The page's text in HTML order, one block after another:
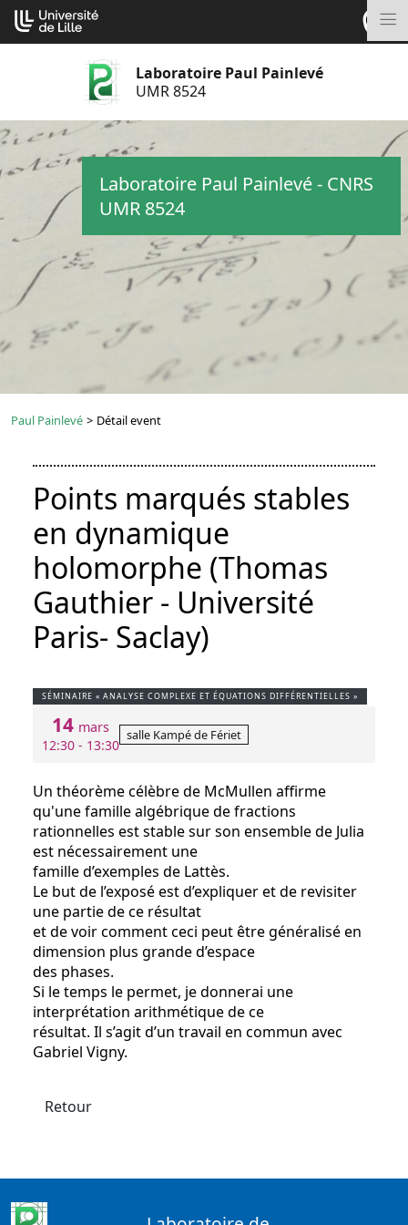
Aller
au
contenu
Laboratoire Paul Painlevé
UMR 8524
Laboratoire Paul Painlevé - CNRS
UMR 8524
Paul Painlevé > Détail event
Points marqués stables
en dynamique
holomorphe (Thomas
Gauthier - Université
Paris- Saclay)
SÉMINAIRE « ANALYSE COMPLEXE ET ÉQUATIONS DIFFÉRENTIELLES »
14 mars
12:30 - 13:30
salle Kampé de Fériet
Un théorème célèbre de McMullen affirme
qu'une famille algébrique de fractions
rationnelles est stable sur son ensemble de Julia
est nécessairement une
famille d’exemples de Lattès.
Le but de l’exposé est d’expliquer et de revisiter
une partie de ce résultat
et de voir comment ceci peut être généralisé en
dimension plus grande d’espace
des phases.
Si le temps le permet, je donnerai une
interprétation arithmétique de ce
résultat. Il s’agit d’un travail en commun avec
Gabriel Vigny.
Retour
Cookies management panel